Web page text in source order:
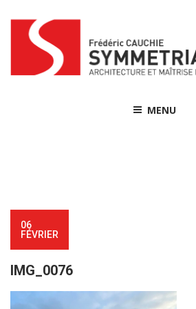
content
MENU
06
FÉVRIER
IMG_0076